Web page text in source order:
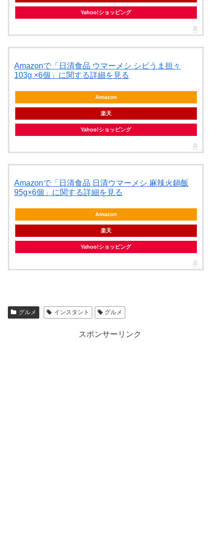
Yahoo!ショッピング
Amazonで「日清食品 ウマーメシ シビうま担々
103g ×6個」に関する詳細を見る
Amazon
楽天
Yahoo!ショッピング
Amazonで「日清食品 日清ウマーメシ 麻辣火鍋飯
95g×6個」に関する詳細を見る
Amazon
楽天
Yahoo!ショッピング
グルメ インスタント グルメ
スポンサーリンク